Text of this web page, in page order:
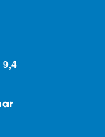
9,4